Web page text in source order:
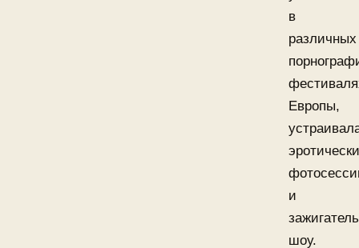
в
различных
Европы,
и
шоу.